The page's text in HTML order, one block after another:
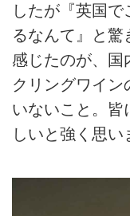
したが『英国
るなんて』と驚
感じたのが、国
クリングワイン
いないこと。皆
しいと強く思い